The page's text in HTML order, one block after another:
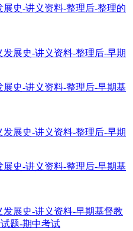
史-讲义资料-整理后-整理的
史-讲义资料-整理后-早期基
史-讲义资料-整理后-早期基